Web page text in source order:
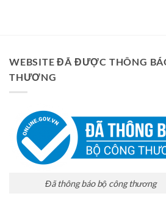
WEBSITE ĐÃ ĐƯỢC THÔNG
THƯƠNG
Đã thông báo bộ công thương